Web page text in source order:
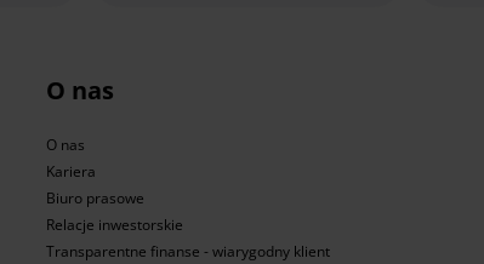
O nas
O nas
Kariera
Biuro prasowe
Relacje inwestorskie
Transparentne finanse - wiarygodny klient